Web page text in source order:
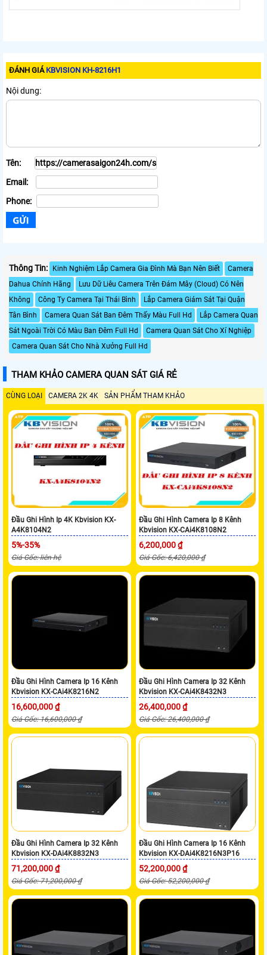
ĐÁNH GIÁ KBVISION KH-8216H1
Nội dung:
Tên:
Email:
Phone:
Thông Tin: Kinh Nghiệm Lắp Camera Gia Đình Mà Bạn Nên Biết
Camera
Dahua Chính Hãng
Lưu Dữ Liêu Camera Trên Đám Mây (Cloud) Có Nên
Không
Công Ty Camera Tại Thái Bình
Lắp Camera Giám Sát Tại Quận
Tân Bình
Camera Quan Sát Ban Đêm Thấy Màu Full Hd
Lắp Camera Quan
Sát Ngoài Trời Có Màu Ban Đêm Full Hd
Camera Quan Sát Cho Xí Nghiệp
Camera Quan Sát Cho Nhà Xưởng Full Hd
THAM KHẢO CAMERA QUAN SÁT GIÁ RẺ
CÙNG LOẠI CAMERA 2K 4K SẢN PHẨM THAM KHẢO
Đầu Ghi Hình Ip 4K Kbvision KX-
A4K8104N2
5%-35%
Giá Gốc: liên hệ
Đầu Ghi Hình Camera Ip 8 Kênh
Kbvision KX-CAi4K8108N2
6,200,000 ₫
Giá Gốc: 6,420,000 ₫
Đầu Ghi Hình Camera Ip 16 Kênh
Kbvision KX-CAi4K8216N2
16,600,000 ₫
Giá Gốc: 16,600,000 ₫
Đầu Ghi Hình Camera Ip 32 Kênh
Kbvision KX-CAi4K8432N3
26,400,000 ₫
Giá Gốc: 26,400,000 ₫
Đầu Ghi Hình Camera Ip 32 Kênh
Kbvision KX-DAi4K8832N3
71,200,000 ₫
Giá Gốc: 71,200,000 ₫
Đầu Ghi Hình Camera Ip 16 Kênh
Kbvision KX-DAi4K8216N3P16
52,200,000 ₫
Giá Gốc: 52,200,000 ₫